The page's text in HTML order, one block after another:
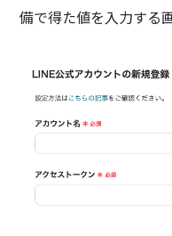
備で得た値を入力する